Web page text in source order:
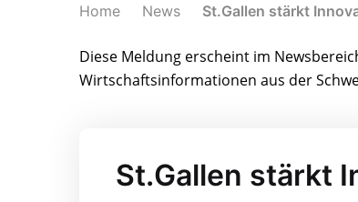
Home News St.Gallen stärkt
Diese Meldung erscheint im
Wirtschaftsinformationen aus der
St.Gallen stärkt